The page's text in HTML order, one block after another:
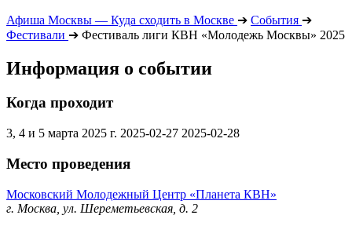
Афиша Москвы — Куда сходить в Москве ➔ События ➔
Фестивали ➔ Фестиваль лиги КВН «Молодежь Москвы» 2025
Информация о событии
Когда проходит
3, 4 и 5 марта 2025 г. 2025-02-27 2025-02-28
Место проведения
Московский Молодежный Центр «Планета КВН»
г. Москва, ул. Шереметьевская, д. 2